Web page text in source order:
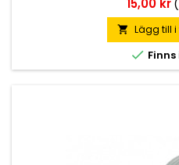
15,00 kr
 Lägg till
